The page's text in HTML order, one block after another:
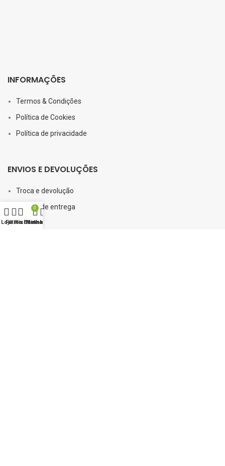
INFORMAÇÕES
Termos & Condições
Política de Cookies
Política de privacidade
ENVIOS E DEVOLUÇÕES
Troca e devolução
Política de entrega
FAQs
Loja
FiltrosWishlist
0
Carrinho
Minha conta